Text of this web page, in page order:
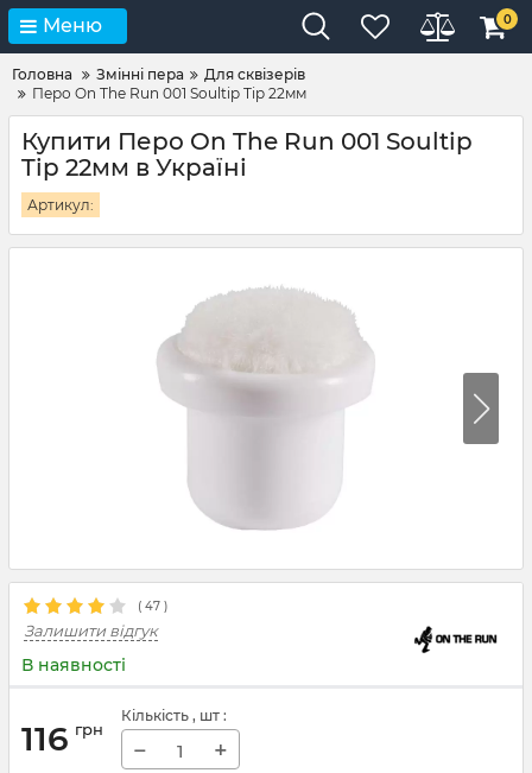
Меню 0
Головна Змінні пера
Для сквізерів
Перо On The Run 001 Soultip Tip 22мм
Купити Перо On The Run 001 Soultip
Tip 22мм в Україні
Артикул:
( 47 )
Залишити відгук
В наявності
116 грн
Кількість , шт :
− +